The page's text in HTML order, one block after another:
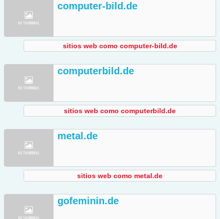
computer-bild.de
sitios web como computer-bild.de
computerbild.de
sitios web como computerbild.de
metal.de
sitios web como metal.de
gofeminin.de